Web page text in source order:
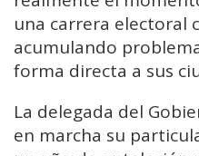
una carrera electoral
acumulando
forma directa a sus
La delegada del
en marcha su